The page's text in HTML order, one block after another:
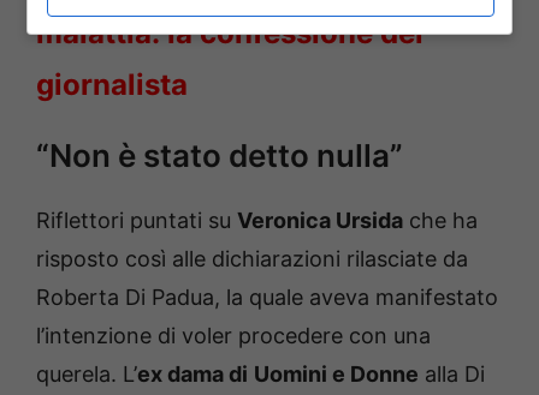
malattia: la confessione del
giornalista
“Non è stato detto nulla”
Riflettori puntati su Veronica Ursida che ha
risposto così alle dichiarazioni rilasciate da
Roberta Di Padua, la quale aveva manifestato
l’intenzione di voler procedere con una
querela. L’ex dama di Uomini e Donne alla Di